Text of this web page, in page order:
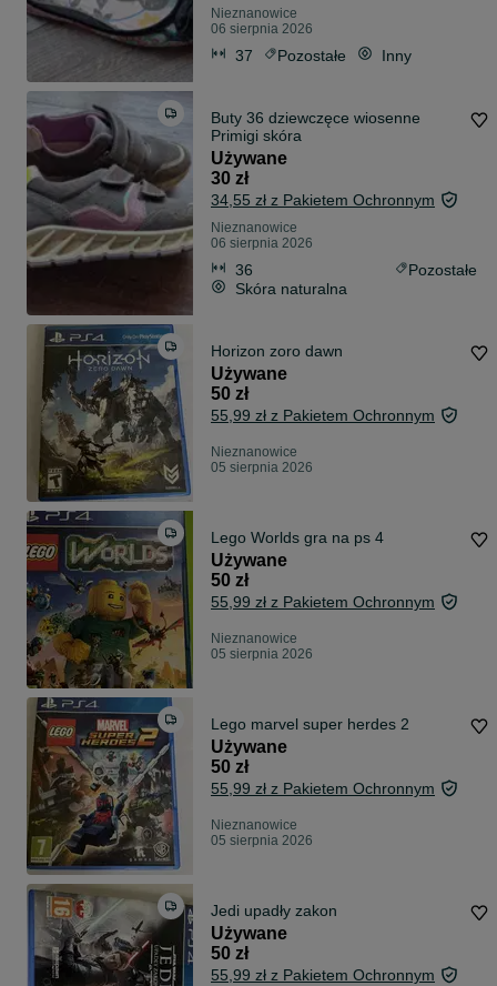
Nieznanowice
06 sierpnia 2026
37 Pozostałe Inny
Buty 36 dziewczęce wiosenne
Primigi skóra
Używane
30 zł
34,55 zł z Pakietem Ochronnym
Nieznanowice
06 sierpnia 2026
36
Pozostałe
Skóra naturalna
Horizon zoro dawn
Używane
50 zł
55,99 zł z Pakietem Ochronnym
Nieznanowice
05 sierpnia 2026
Lego Worlds gra na ps 4
Używane
50 zł
55,99 zł z Pakietem Ochronnym
Nieznanowice
05 sierpnia 2026
Lego marvel super herdes 2
Używane
50 zł
55,99 zł z Pakietem Ochronnym
Nieznanowice
05 sierpnia 2026
Jedi upadły zakon
Używane
50 zł
55,99 zł z Pakietem Ochronnym